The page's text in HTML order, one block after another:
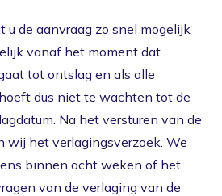
u de aanvraag zo snel mogelijk
vanaf het moment dat
tot ontslag en als alle
dus niet te wachten tot de
Na het versturen van de
wij het verlagingsverzoek. We
binnen acht weken of het
van de verlaging van de